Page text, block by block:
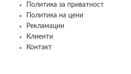
Политика за приватност
Политика на цени
Рекламации
Клиенти
Контакт